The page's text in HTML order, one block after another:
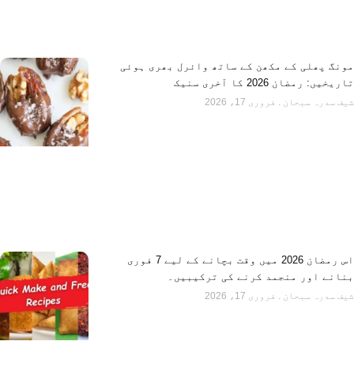
مونگ پھلی کے مکھن کے ساتھ وائرل بھری ہوئی
تاریخیں: رمضان 2026 کا آخری سنیک
شیف سدرہ سبحان فروری 17، 2026
اس رمضان 2026 میں وقت بچانے کے لیے 7 فوری
بنانے اور منجمد کرنے کی ترکیبیں۔
شیف سدرہ سبحان فروری 17، 2026